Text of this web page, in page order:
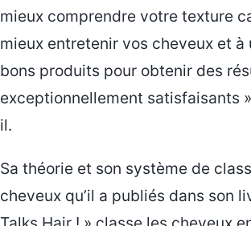
mieux comprendre votre texture
mieux entretenir vos cheveux et à
bons produits pour obtenir des
exceptionnellement satisfaisants
il.
Sa théorie et son système de
cheveux qu’il a publiés dans son